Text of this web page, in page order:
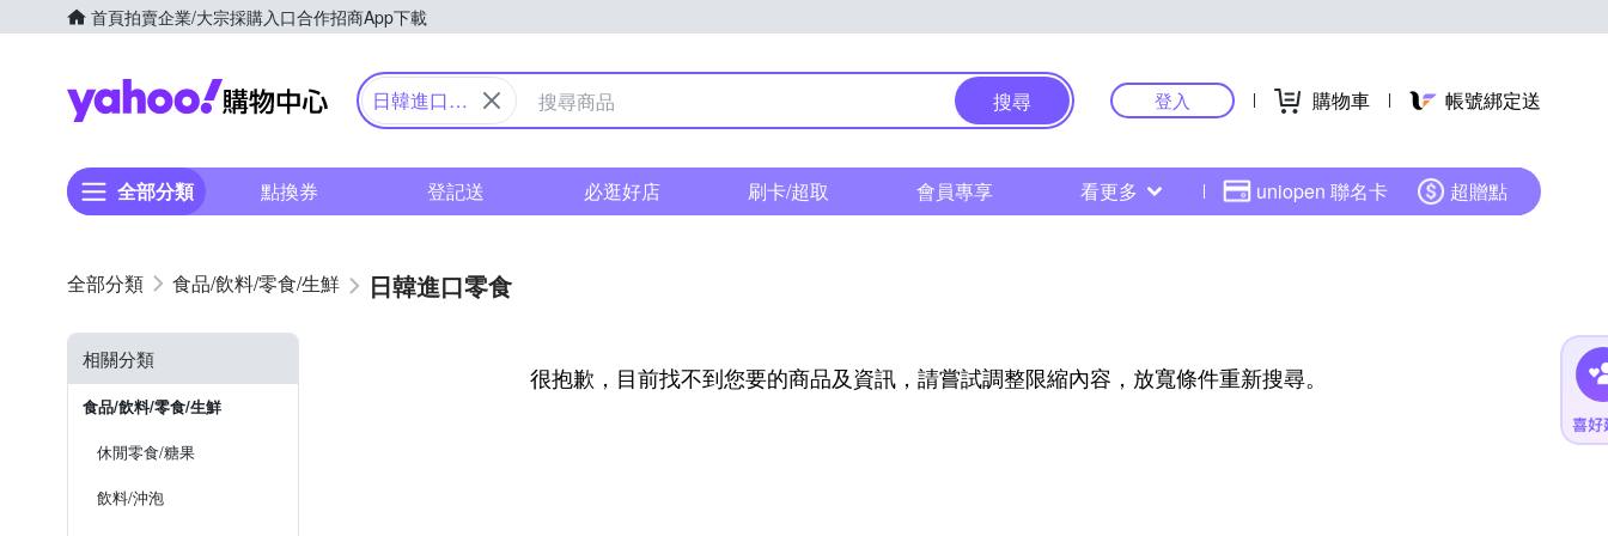
首頁拍賣企業/大宗採購入口合作招商App下載
Yahoo購物中心
日韓進口零
搜尋 登入 購物車 帳號綁定送
全部分類 點換券 登記送 必逛好店 刷卡/超取 會員專享 看更多 uniopen 聯名卡 超贈點
食品/飲料/零食/生鮮 日韓進口零食
相關分類
食品/飲料/零食/生鮮
休閒零食/糖果
飲料/沖泡
很抱歉，目前找不到您要的商品及資訊，請嘗試調整限縮內容，放寬條件重新搜尋。